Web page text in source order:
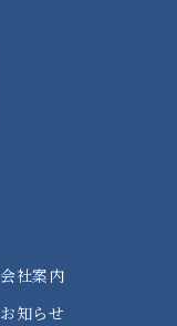
会社案内
お知らせ